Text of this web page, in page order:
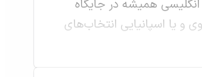
انگلیسی همیشه در جایگاه
و یا اسپانیایی انتخاب‌های